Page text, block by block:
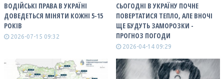
ВОДІЙСЬКІ ПРАВА В УКРАЇНІ
ДОВЕДЕТЬСЯ МІНЯТИ КОЖНІ 5-15
РОКІВ
2026-07-15 09:32
СЬОГОДНІ В УКРАЇНУ ПОЧНЕ
ПОВЕРТАТИСЯ ТЕПЛО, АЛЕ ВНОЧІ
ЩЕ БУДУТЬ ЗАМОРОЗКИ -
ПРОГНОЗ ПОГОДИ
2026-04-14 09:29